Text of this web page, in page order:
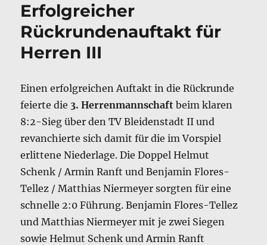
Erfolgreicher
Rückrundenauftakt für
Herren III
Einen erfolgreichen Auftakt in die Rückrunde
feierte die 3. Herrenmannschaft beim klaren
8:2-Sieg über den TV Bleidenstadt II und
revanchierte sich damit für die im Vorspiel
erlittene Niederlage. Die Doppel Helmut
Schenk / Armin Ranft und Benjamin Flores-
Tellez / Matthias Niermeyer sorgten für eine
schnelle 2:0 Führung. Benjamin Flores-Tellez
und Matthias Niermeyer mit je zwei Siegen
sowie Helmut Schenk und Armin Ranft